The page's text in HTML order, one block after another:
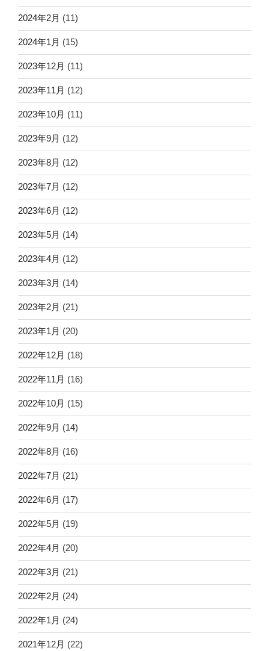
2024年2月 (11)
2024年1月 (15)
2023年12月 (11)
2023年11月 (12)
2023年10月 (11)
2023年9月 (12)
2023年8月 (12)
2023年7月 (12)
2023年6月 (12)
2023年5月 (14)
2023年4月 (12)
2023年3月 (14)
2023年2月 (21)
2023年1月 (20)
2022年12月 (18)
2022年11月 (16)
2022年10月 (15)
2022年9月 (14)
2022年8月 (16)
2022年7月 (21)
2022年6月 (17)
2022年5月 (19)
2022年4月 (20)
2022年3月 (21)
2022年2月 (24)
2022年1月 (24)
2021年12月 (22)